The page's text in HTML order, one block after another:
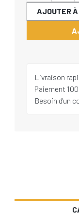
AJOUTER
Livraison
Paiement
Besoin d'un